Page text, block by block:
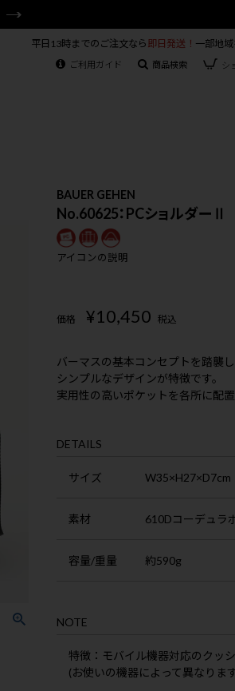
平日13時までのご注文なら 即日発送！ 一部地
ご利用ガイド 商品検索 シ
BAUER GEHEN
No.60625：PCショルダーⅡ
アイコンの説明
価格 ¥10,450 税込
バーマスの基本コンセプトを踏襲
シンプルなデザインが特徴です。
実用性の高いポケットを各所に配
DETAILS
サイズ W35×H27×D7cm
素材 610Dコーデュラ
容量/重量 約590g
NOTE
特徴 ：モバイル機器対応のクッ
(お使いの機器によって異なりま